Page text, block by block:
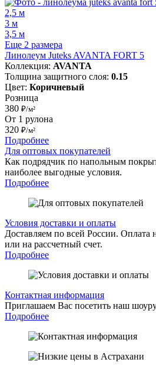
2,5 м
3 м
3,5 м
Еще 2 размера
Линолеум Juteks AVANTA FORT 5
Коллекция: AVANTA
Толщина защитного слоя: 0.15
Цвет: Коричневый
Розница
380 ₽/м²
От 1 рулона
320 ₽/м²
Подробнее
Для оптовых покупателей
Как подрядчик по напольным
наиболее выгодные условия.
Подробнее
Условия доставки и оплаты
Доставляем по всей России.
или на рассчетный счет.
Подробнее
Контактная информация
Приглашаем Вас посетить наш
Подробнее